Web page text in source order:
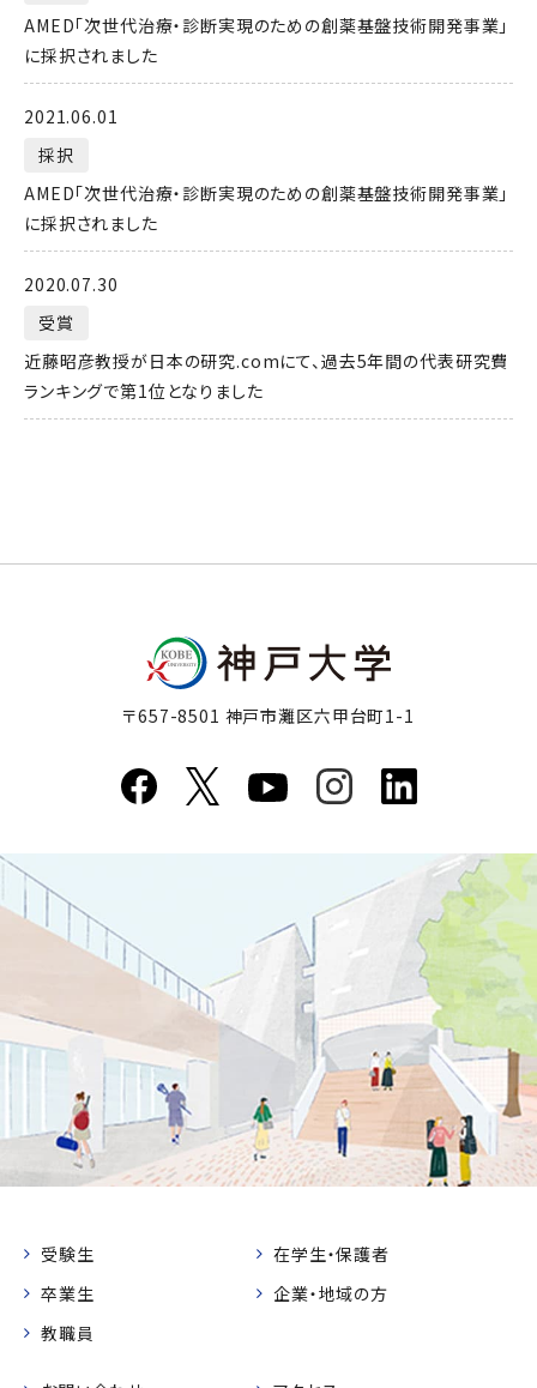
AMED「次世代治療・診断実現のための創薬基盤技術開発事業」
に採択されました
2021.06.01
採択
AMED「次世代治療・診断実現のための創薬基盤技術開発事業」
に採択されました
2020.07.30
受賞
近藤昭彦教授が日本の研究.comにて、過去5年間の代表研究費
ランキングで第1位となりました
〒657-8501 神戸市灘区六甲台町1-1
受験生
在学生・保護者
卒業生
企業・地域の方
教職員